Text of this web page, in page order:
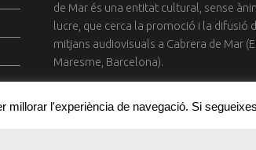
de Mar és una entitat cultural, sense
lucre, que cerca la promoció i la difusió
mitjans audiovisuals a Cabrera de Mar (El
Maresme, Barcelona).
millorar l'experiència de navegació. Si